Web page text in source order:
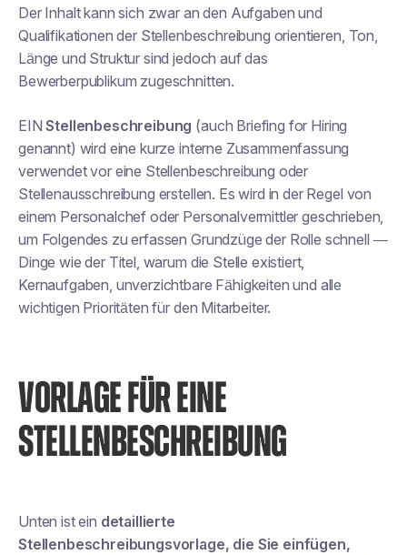
Der Inhalt kann sich zwar an den Aufgaben und
Qualifikationen der Stellenbeschreibung orientieren, Ton,
Länge und Struktur sind jedoch auf das
Bewerberpublikum zugeschnitten.
EINStellenbeschreibung (auch Briefing for Hiring
genannt) wird eine kurze interne Zusammenfassung
verwendetvoreine Stellenbeschreibung oder
Stellenausschreibung erstellen. Es wird in der Regel von
einem Personalchef oder Personalvermittler geschrieben,
um Folgendes zu erfassen Grundzüge der Rolle schnell —
Dinge wie der Titel, warum die Stelle existiert,
Kernaufgaben, unverzichtbare Fähigkeiten und alle
wichtigen Prioritäten für den Mitarbeiter.
VORLAGE FÜR EINE
STELLENBESCHREIBUNG
Unten ist ein detaillierte
Stellenbeschreibungsvorlage, die Sie einfügen,